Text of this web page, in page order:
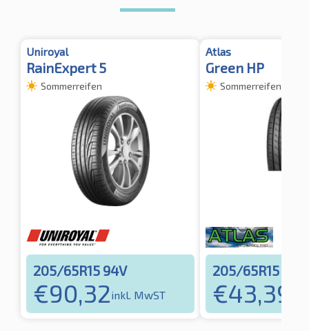
Uniroyal
RainExpert 5
Sommerreifen
205/65R15 94V
€90,32inkl. MwST
Atlas
Green HP
Sommerreifen
205/65R15 94H
€43,39